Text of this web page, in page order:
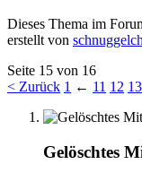
Dieses Thema im
erstellt von
Seite 15 von 16
< Zurück 1 ← 11 12 13
Gelöschtes